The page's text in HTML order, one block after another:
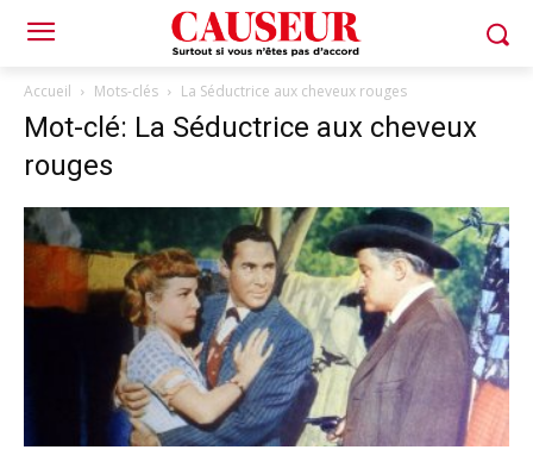
Accueil Mots-clés La Séductrice aux cheveux rouges
Mot-clé: La Séductrice aux cheveux
rouges